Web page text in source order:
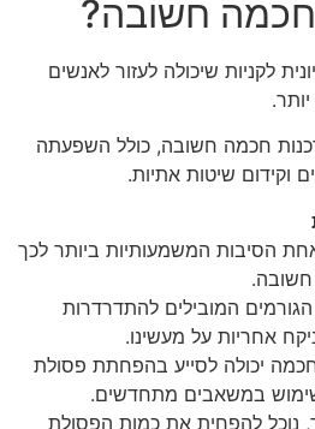
חכמה חשובה?
לקניות שיכולה לעזור לאנשים
חכמה חשובה, כולל השפעתה
וקידום שיטות אתיות.
הסיבות המשמעותיות ביותר לכך
המובילים להתדרדרות
אחריות על מעשינו.
יכולה לסייע בהפחתת פסולת
במשאבים מתחדשים.
נוכל להפחית את כמות הפסולת